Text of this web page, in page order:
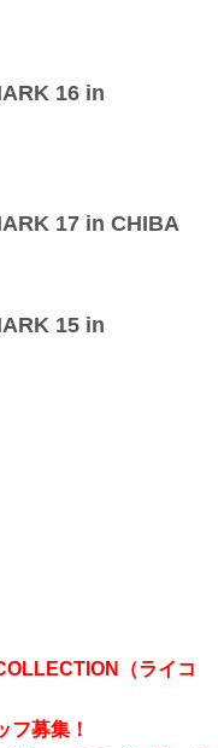
16 in
17 in CHIBA
15 in
（ライコ
募集！